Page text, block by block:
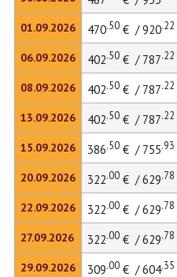
01.09.2026
06.09.2026
08.09.2026
13.09.2026
15.09.2026
20.09.2026
22.09.2026
27.09.2026
29.09.2026
470.50€ / 920.22
402.50€ / 787.22
402.50€ / 787.22
402.50€ / 787.22
386.50€ / 755.93
322.00€ / 629.78
322.00€ / 629.78
322.00€ / 629.78
309.00€ / 604.35